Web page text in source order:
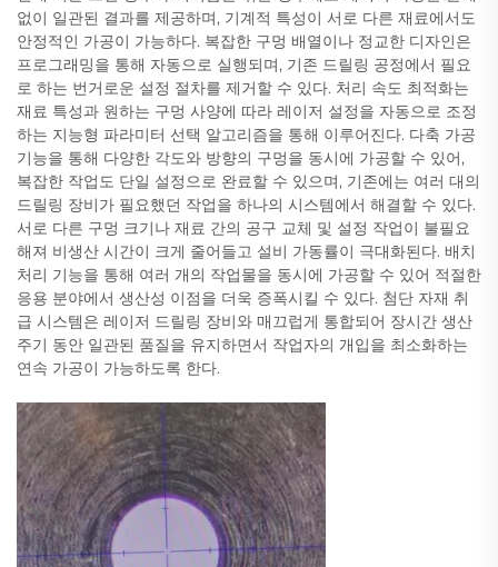
없이 일관된 결과를 제공하며, 기계적 특성이 서로 다른 재료에서도
안정적인 가공이 가능하다. 복잡한 구멍 배열이나 정교한 디자인은
프로그래밍을 통해 자동으로 실행되며, 기존 드릴링 공정에서 필요
로 하는 번거로운 설정 절차를 제거할 수 있다. 처리 속도 최적화는
재료 특성과 원하는 구멍 사양에 따라 레이저 설정을 자동으로 조정
하는 지능형 파라미터 선택 알고리즘을 통해 이루어진다. 다축 가공
기능을 통해 다양한 각도와 방향의 구멍을 동시에 가공할 수 있어,
복잡한 작업도 단일 설정으로 완료할 수 있으며, 기존에는 여러 대의
드릴링 장비가 필요했던 작업을 하나의 시스템에서 해결할 수 있다.
서로 다른 구멍 크기나 재료 간의 공구 교체 및 설정 작업이 불필요
해져 비생산 시간이 크게 줄어들고 설비 가동률이 극대화된다. 배치
처리 기능을 통해 여러 개의 작업물을 동시에 가공할 수 있어 적절한
응용 분야에서 생산성 이점을 더욱 증폭시킬 수 있다. 첨단 자재 취
급 시스템은 레이저 드릴링 장비와 매끄럽게 통합되어 장시간 생산
주기 동안 일관된 품질을 유지하면서 작업자의 개입을 최소화하는
연속 가공이 가능하도록 한다.